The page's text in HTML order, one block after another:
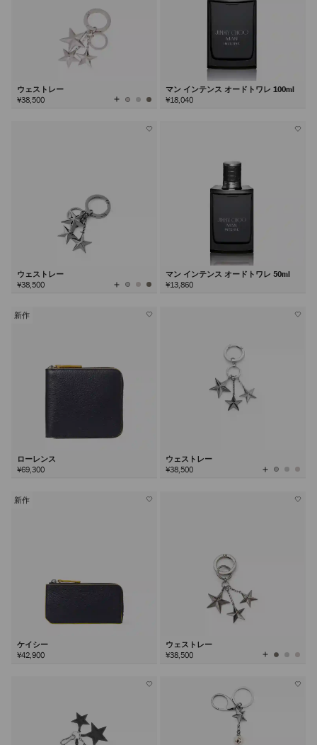
ウェストレー
¥38,500
全
て
マン インテンス オードトワレ 100ml
¥18,040
ウェストレー
¥38,500
全
て
マン インテンス オードトワレ 50ml
¥13,860
新作
ローレンス
¥69,300
ウェストレー
¥38,500
全
て
新作
ケイシー
¥42,900
ウェストレー
¥38,500
全
て